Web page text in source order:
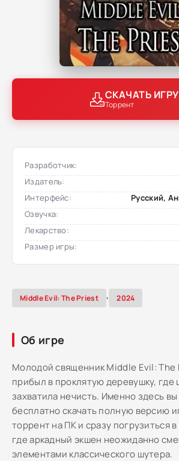
СКАЧАТЬ ИГРУ
Торрент
Разработчик:
Издатель:
Интерфейс:
Русский,
Озвучка:
Лекарство:
Размер игры:
Middle Evil: The Priest , 2024
Об игре
Молодой священник Middle Evil: The
прибыл в проклятую деревушку, где
захватила нечисть. Именно здесь
бесплатно скачать полную версию
торрент на ПК и сразу погрузиться
где аркадный экшен неожиданно
элементами классического шутера.